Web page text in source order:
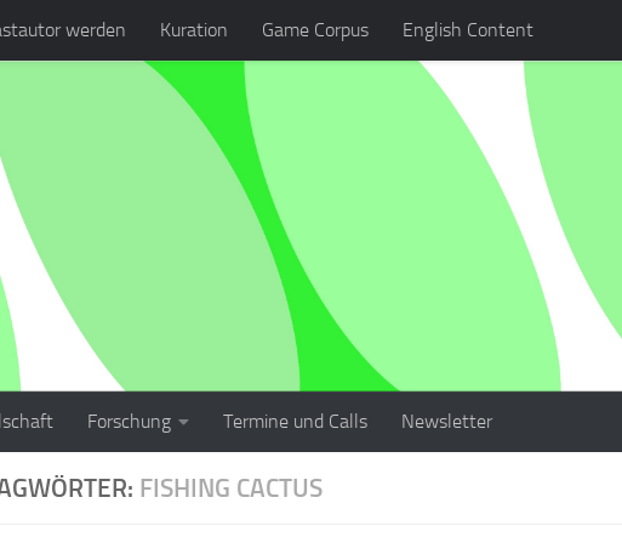
werden Kuration Game Corpus English Content
Forschung Termine und Calls Newsletter
FISHING CACTUS